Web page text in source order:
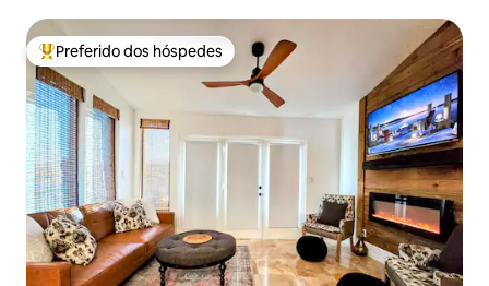
Entre os melhores preferidos dos hóspedes
Preferido dos hóspedes